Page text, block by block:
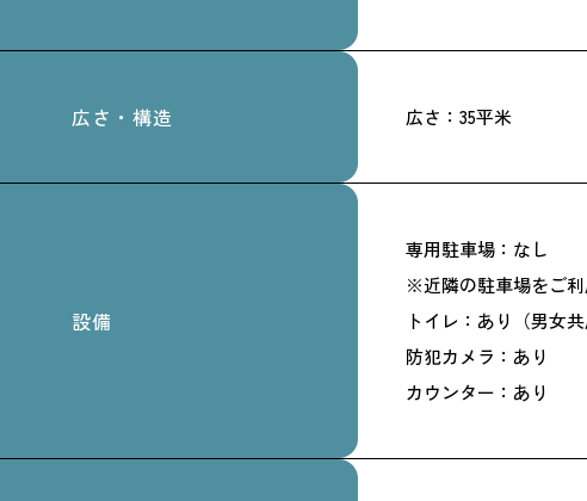
広さ・構造 広さ：35平米
設備
専用駐車場：なし
※近隣の駐車場をご利
トイレ：あり（男女共
防犯カメラ：あり
カウンター：あり